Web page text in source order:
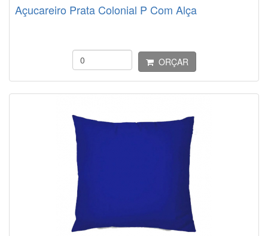
Açucareiro Prata Colonial P Com Alça
ORÇAR